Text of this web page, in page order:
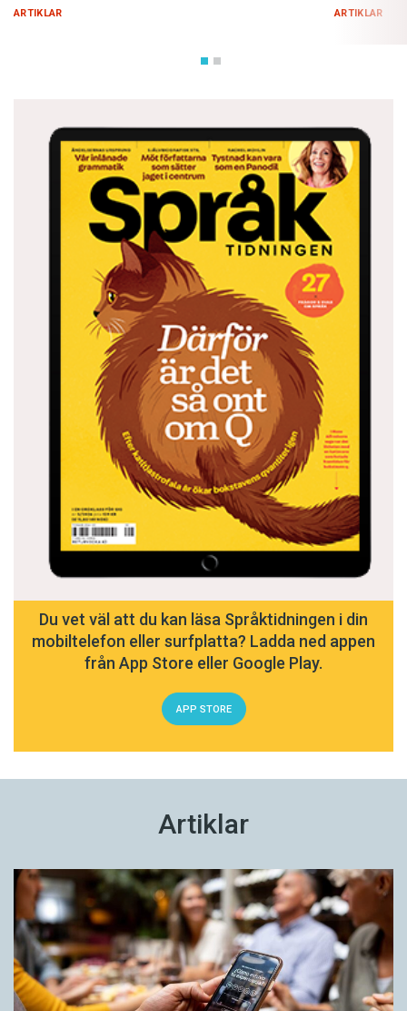
ARTIKLAR ARTIKLAR
Du vet väl att du kan läsa Språktidningen i din
mobiltelefon eller surfplatta? Ladda ned appen
från App Store eller Google Play.
APP STORE
Artiklar